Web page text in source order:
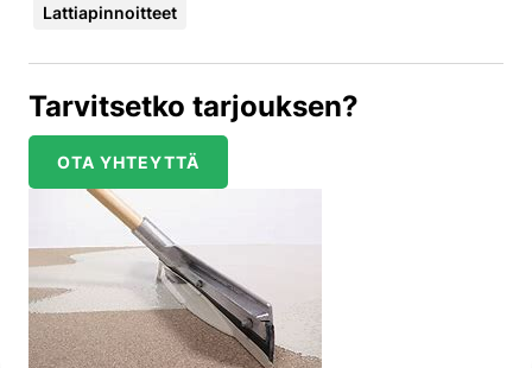
Lattiapinnoitteet
Tarvitsetko tarjouksen?
OTA YHTEYTTÄ